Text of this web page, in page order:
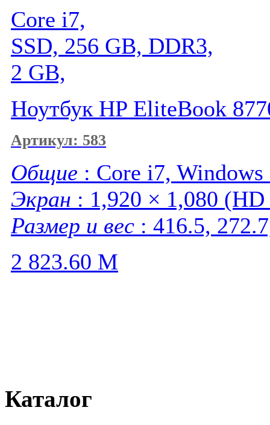
Core i7,
SSD, 256 GB, DDR3,
2 GB,
Ноутбук HP EliteBook
Артикул: 583
Общие : Core i7,
Экран : 1,920 × 1,080
Размер и вес : 416.5,
2 823.60 M
Каталог